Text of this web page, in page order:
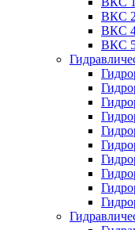
ВКС 2
ВКС
ВКС